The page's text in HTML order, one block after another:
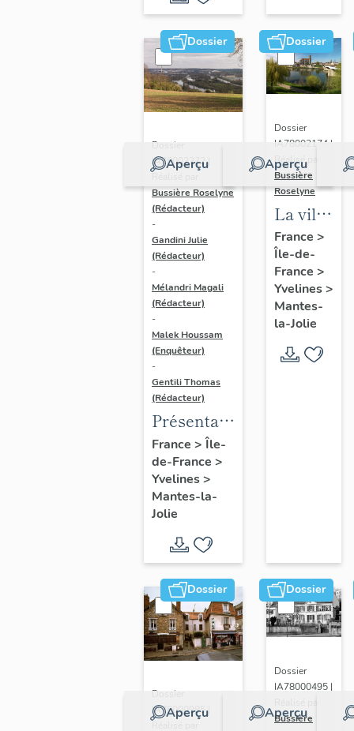
Dossier
Aperçu
Dossier
IA78002272 |
Bussière Roselyne
(Rédacteur)
-
Gandini Julie
(Rédacteur)
-
Mélandri Magali
(Rédacteur)
-
Malek Houssam
(Enquêteur)
-
Gentili Thomas
(Rédacteur)
Présentation
de l'étude
France > Île-
de-France >
Yvelines>
Mantes-la-
Jolie
Dossier
Aperçu
Dossier
IA78002174 |
Réalisé par
Bussière
Roselyne
La ville
de
Mantes-
la-Jolie
France >
Île-de-
France >
Yvelines>
Mantes-
la-Jolie
Dossier
Aperçu
Dossier
IA78000985 |
Dossier
Aperçu
Dossier
IA78000495 |
Bussière